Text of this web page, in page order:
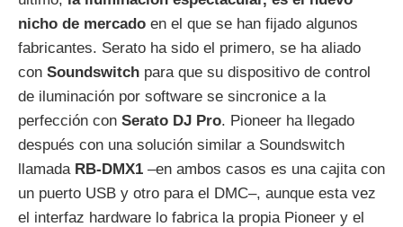
nicho de mercado en el que se han fijado algunos
fabricantes. Serato ha sido el primero, se ha aliado
con Soundswitch para que su dispositivo de control
de iluminación por software se sincronice a la
perfección con Serato DJ Pro. Pioneer ha llegado
después con una solución similar a Soundswitch
llamada RB-DMX1 –en ambos casos es una cajita con
un puerto USB y otro para el DMC–, aunque esta vez
el interfaz hardware lo fabrica la propia Pioneer y el